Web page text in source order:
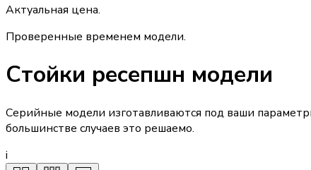
Актуальная цена.
Проверенные временем модели.
Стойки ресепшн модели
Серийные модели изготавливаются под ваши
большинстве случаев это решаемо.
i